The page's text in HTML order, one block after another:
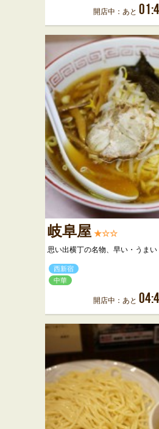
開店中：あと
岐阜屋 ★☆☆
思い出横丁の名物、早い・うま
西新宿
中華
開店中：あと